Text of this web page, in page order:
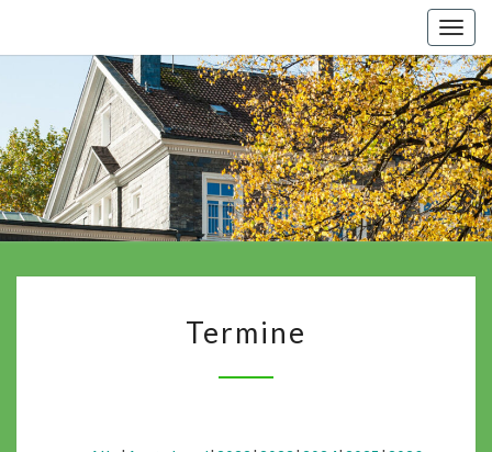
Termine